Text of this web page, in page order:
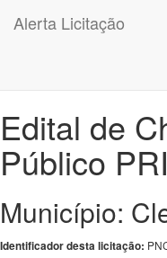
Alerta Licitação
Edital de
Público
Município:
Identificador desta licitação: